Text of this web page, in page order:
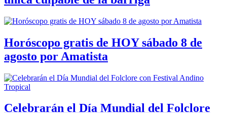
Horóscopo gratis de HOY sábado 8 de
agosto por Amatista
Celebrarán el Día Mundial del Folclore